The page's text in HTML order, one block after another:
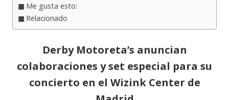
Me gusta esto:
Relacionado
Derby Motoreta’s anuncian
colaboraciones y set especial para su
concierto en el Wizink Center de